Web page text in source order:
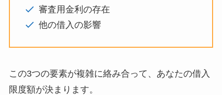
審査用金利の存在
他の借入の影響
この3つの要素が複雑に絡み合って、あなたの借入
限度額が決まります。